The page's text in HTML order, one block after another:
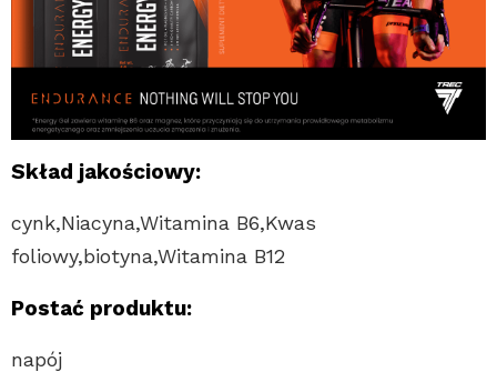
Skład jakościowy:
cynk,Niacyna,Witamina B6,Kwas
foliowy,biotyna,Witamina B12
Postać produktu:
napój